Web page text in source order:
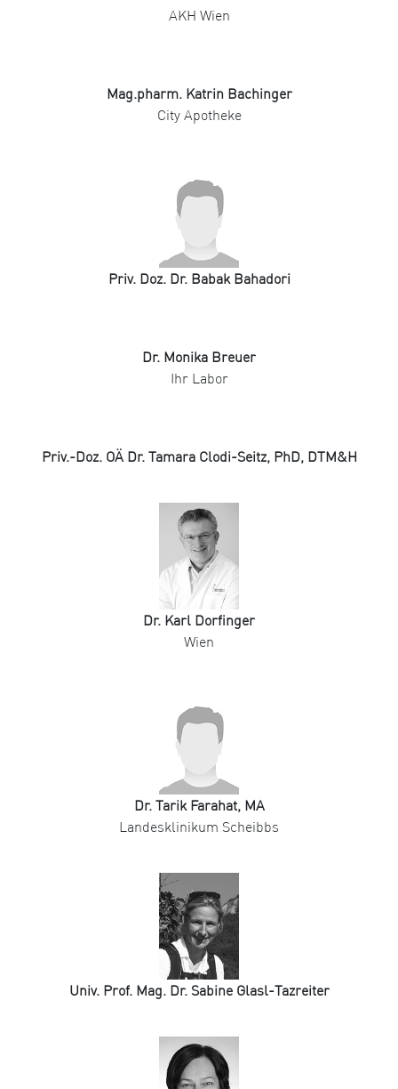
AKH Wien
Mag.pharm. Katrin Bachinger
City Apotheke
Priv. Doz. Dr. Babak Bahadori
Dr. Monika Breuer
Ihr Labor
Priv.-Doz. OÄ Dr. Tamara Clodi-Seitz, PhD, DTM&H
Dr. Karl Dorfinger
Wien
Dr. Tarik Farahat, MA
Landesklinikum Scheibbs
Univ. Prof. Mag. Dr. Sabine Glasl-Tazreiter